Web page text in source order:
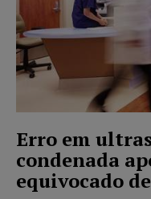
Erro em
condenada
equivocado